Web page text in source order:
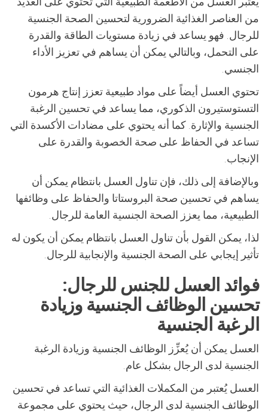
من العناصر الغذائية الضرورية لتحسين الصحة الجنسية
للرجال. فهو يساعد في زيادة مستويات الطاقة والقدرة
على التحمل، وبالتالي يمكن أن يساهم في تعزيز الأداء
الجنسي.
تحتوي العسل أيضاً على مواد طبيعية تعزز إنتاج هرمون
التستوستيرون الذكوري، مما يساعد في تحسين الرغبة
الجنسية والإثارة. كما أنه يحتوي على مضادات الأكسدة التي
تساعد في الحفاظ على صحة الخصوبة والقدرة على
الإنجاب.
وبالإضافة إلى ذلك، فإن تناول العسل بانتظام يمكن أن
يساهم في تحسين صحة البروستاتا والحفاظ على وظائفها
الطبيعية، مما يعزز الصحة الجنسية العامة للرجال.
لذا، يمكن القول بأن تناول العسل بانتظام يمكن أن يكون له
تأثير إيجابي على الصحة الجنسية والإنجابية للرجال.
فوائد العسل للجنس للرجال:
تحسين الوظائف الجنسية وزيادة
الرغبة الجنسية
العسل يمكن أن يُعزِّز الوظائف الجنسية وزيادة الرغبة
الجنسية لدى الرجال بشكل عام.
العسل يُعتبر من المكملات الغذائية التي تساعد في تحسين
الوظائف الجنسية لدى الرجال، حيث يحتوي على مجموعة